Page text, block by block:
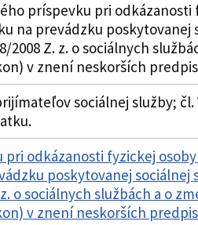
príspevku pri
na prevádzku
2008 Z. z. o sociálnych
v znení neskorších
sociálnej služby;
odkázanosti fyzickej
poskytovanej
o sociálnych službách a o
v znení neskorších